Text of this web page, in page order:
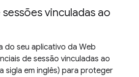
vinculadas ao
do seu aplicativo da Web
de sessão vinculadas ao
sigla em inglês) para proteger